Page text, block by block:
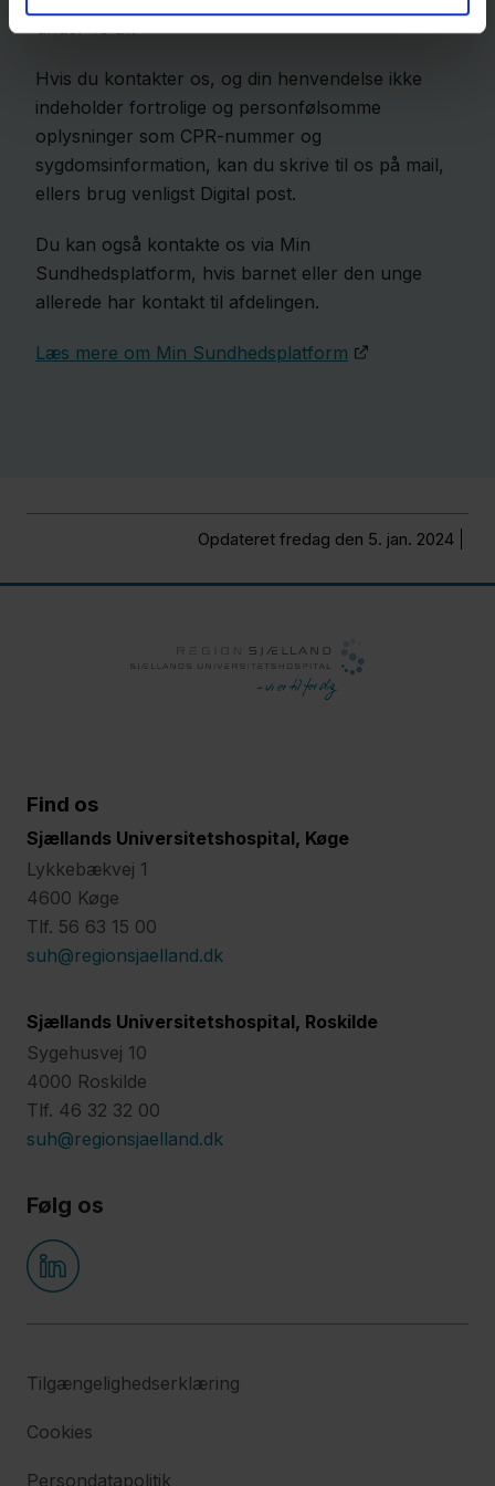
under 18 år.
Hvis du kontakter os, og din henvendelse ikke
indeholder fortrolige og personfølsomme
oplysninger som CPR-nummer og
sygdomsinformation, kan du skrive til os på mail,
ellers brug venligst Digital post.
Du kan også kontakte os via Min
Sundhedsplatform, hvis barnet eller den unge
allerede har kontakt til afdelingen.
Læs mere om Min Sundhedsplatform
Opdateret fredag den 5. jan. 2024
Find os
Sjællands Universitetshospital, Køge
Lykkebækvej 1
4600 Køge
Tlf. 56 63 15 00
suh@regionsjaelland.dk
Sjællands Universitetshospital, Roskilde
Sygehusvej 10
4000 Roskilde
Tlf. 46 32 32 00
suh@regionsjaelland.dk
Følg os
Tilgængelighedserklæring
Cookies
Persondatapolitik